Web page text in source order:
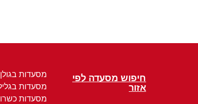
חיפוש מסעדה לפי
אזור
מסעדות בגולן
מסעדות
מסעדות